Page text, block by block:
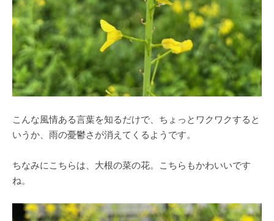
こんな風情ある言葉を知るだけで、ちょっとワクワクすると
いうか、雨の憂鬱さが消えてくるようです。
ちなみにこちらは、大根の菜の花。こちらもかわいいです
ね。